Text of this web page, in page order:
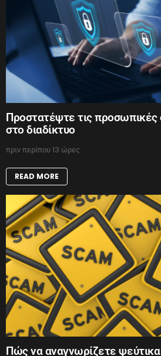
Προστατέψτε τις
στο διαδίκτυο
πριν περίπου 13 ώρες
READ MORE
Πώς να αναγνωρίζετε